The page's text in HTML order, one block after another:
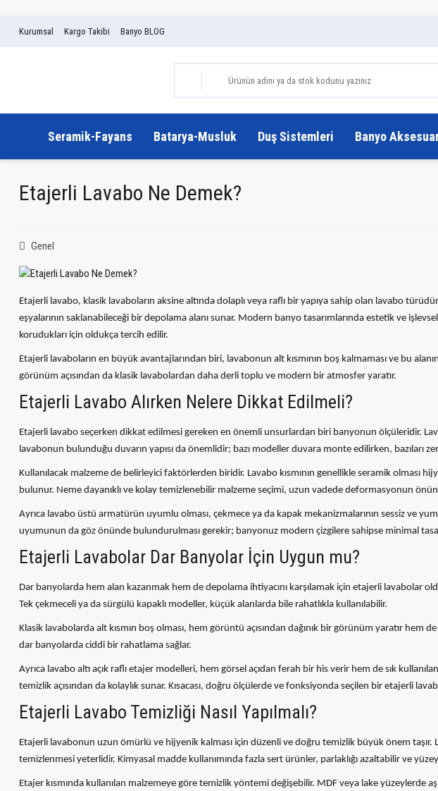
Kurumsal Kargo Takibi Banyo BLOG
Seramik-Fayans Batarya-Musluk Duş Sistemleri Banyo
Etajerli Lavabo Ne Demek?
Genel
Etajerli lavabo, klasik lavaboların aksine altında dolaplı veya raflı bir yapıya sahip olan lavabo
eşyalarının saklanabileceği bir depolama alanı sunar. Modern banyo tasarımlarında estetik ve
korudukları için oldukça tercih edilir.
Etajerli lavaboların en büyük avantajlarından biri, lavabonun alt kısmının boş kalmaması ve bu
görünüm açısından da klasik lavabolardan daha derli toplu ve modern bir atmosfer yaratır.
Etajerli Lavabo Alırken Nelere Dikkat Edilmeli?
Etajerli lavabo seçerken dikkat edilmesi gereken en önemli unsurlardan biri banyonun ölçüleridir.
lavabonun bulunduğu duvarın yapısı da önemlidir; bazı modeller duvara monte edilirken, bazıları
Kullanılacak malzeme de belirleyici faktörlerden biridir. Lavabo kısmının genellikle seramik olması
bulunur. Neme dayanıklı ve kolay temizlenebilir malzeme seçimi, uzun vadede deformasyonun
Ayrıca lavabo üstü armatürün uyumlu olması, çekmece ya da kapak mekanizmalarının sessiz ve
uyumunun da göz önünde bulundurulması gerekir; banyonuz modern çizgilere sahipse minimal
Etajerli Lavabolar Dar Banyolar İçin Uygun mu?
Dar banyolarda hem alan kazanmak hem de depolama ihtiyacını karşılamak için etajerli
Tek çekmeceli ya da sürgülü kapaklı modeller, küçük alanlarda bile rahatlıkla kullanılabilir.
Klasik lavabolarda alt kısmın boş olması, hem görüntü açısından dağınık bir görünüm yaratır
dar banyolarda ciddi bir rahatlama sağlar.
Ayrıca lavabo altı açık raflı etajer modelleri, hem görsel açıdan ferah bir his verir hem de sık
temizlik açısından da kolaylık sunar. Kısacası, doğru ölçülerde ve fonksiyonda seçilen bir etajerli
Etajerli Lavabo Temizliği Nasıl Yapılmalı?
Etajerli lavabonun uzun ömürlü ve hijyenik kalması için düzenli ve doğru temizlik büyük önem taşır.
temizlenmesi yeterlidir. Kimyasal madde kullanımında fazla sert ürünler, parlaklığı azaltabilir ve
Etajer kısmında kullanılan malzemeye göre temizlik yöntemi değişebilir. MDF veya lake yüzeylerde